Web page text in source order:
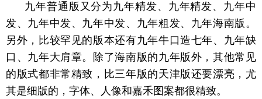
九年普通版又分为九年精发、九年精发、九年中
发、九年中发、九年中发、九年粗发、九年海南版。
另外，比较罕见的版本还有九年牛口造七年、九年缺
口、九年大肩章。除了海南版的九年版外，其他常见
的版式都非常精致，比三年版的天津版还要漂亮，尤
其是细版的，字体、人像和嘉禾图案都很精致。